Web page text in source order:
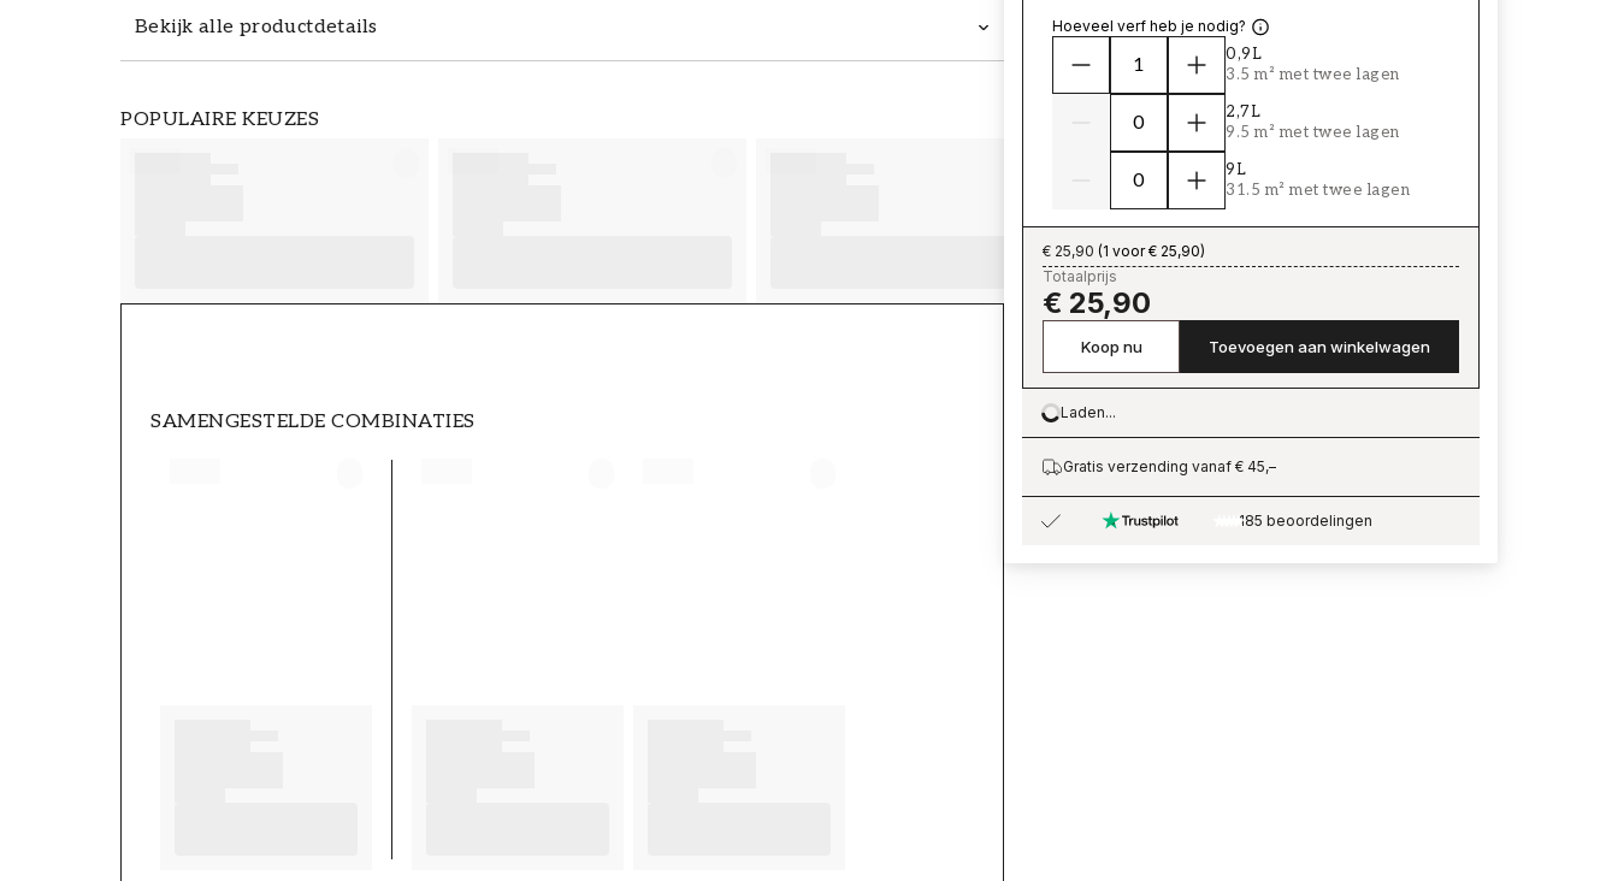
Bekijk alle productdetails
POPULAIRE KEUZES
SAMENGESTELDE COMBINATIES
Hoeveel verf heb je nodig?
0,9L
3.5 m² met twee lagen
2,7L
9.5 m² met twee lagen
9L
31.5 m² met twee lagen
€ 25,90 (1 voor € 25,90)
Totaalprijs
€ 25,90
Koop nu Toevoegen aan winkelwagen
Loading…
Laden...
Gratis verzending vanaf € 45,–
185 beoordelingen